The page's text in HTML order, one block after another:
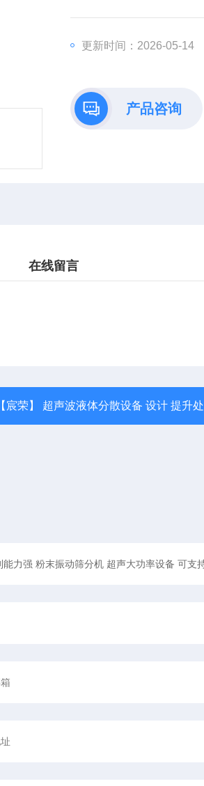
更新时间：2026-05-14
产品咨询
在线留言
【宸荣】 超声波液体分散设备 设计 提升处理精度效率 高粘度浆料